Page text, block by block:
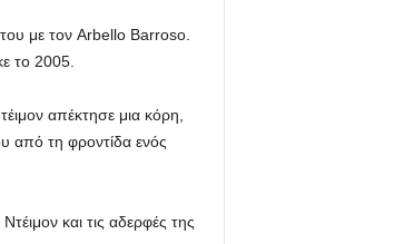
του με τον Arbello Barroso.
το 2005.
απέκτησε μια κόρη,
από τη φροντίδα ενός
και τις αδερφές της